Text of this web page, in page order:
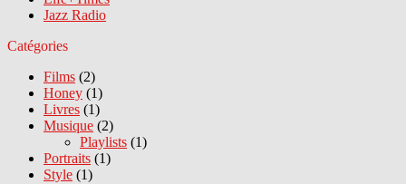
Jazz Radio
Catégories
Films (2)
Honey (1)
Livres (1)
Musique (2)
Playlists (1)
Portraits (1)
Style (1)